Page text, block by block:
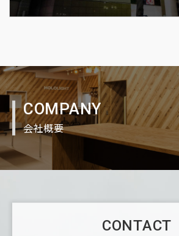
COMPANY
会社概要
CONTACT